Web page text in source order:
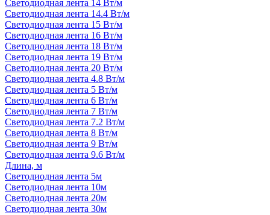
Светодиодная лента 14 Вт/м
Светодиодная лента 14.4 Вт/м
Светодиодная лента 15 Вт/м
Светодиодная лента 16 Вт/м
Светодиодная лента 18 Вт/м
Светодиодная лента 19 Вт/м
Светодиодная лента 20 Вт/м
Светодиодная лента 4.8 Вт/м
Светодиодная лента 5 Вт/м
Светодиодная лента 6 Вт/м
Светодиодная лента 7 Вт/м
Светодиодная лента 7.2 Вт/м
Светодиодная лента 8 Вт/м
Светодиодная лента 9 Вт/м
Светодиодная лента 9.6 Вт/м
Длина, м
Светодиодная лента 5м
Светодиодная лента 10м
Светодиодная лента 20м
Светодиодная лента 30м